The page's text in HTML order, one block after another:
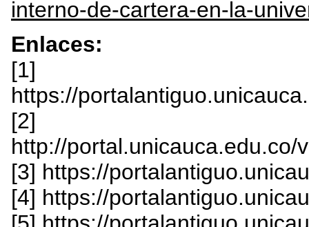
interno-de-cartera-en-la-
Enlaces:
[1]
https://
[2]
http://portal.unicauca.edu.co/
[3] https://
[4] https://